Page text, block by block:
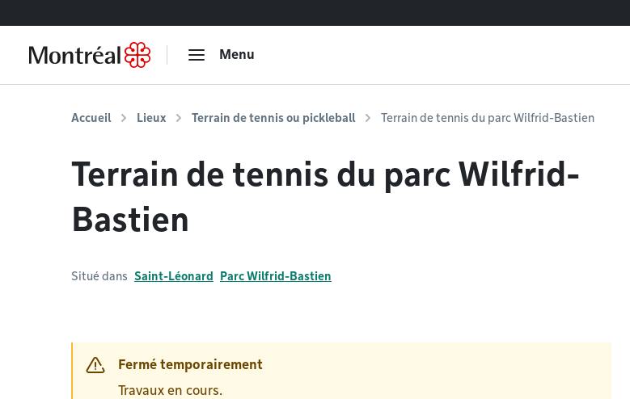
Menu
Accueil Lieux Terrain de tennis ou pickleball Terrain de tennis du parc Wilfrid-Bastien
Terrain de tennis du parc Wilfrid-
Bastien
Situé dans Saint-Léonard Parc Wilfrid-Bastien
Fermé temporairement
Travaux en cours.